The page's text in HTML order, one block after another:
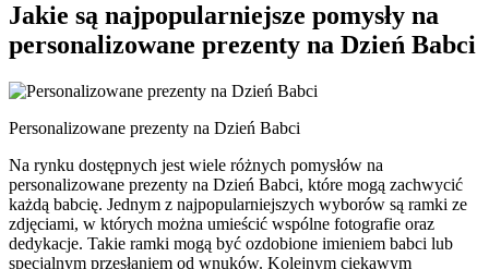
Jakie są najpopularniejsze pomysły na
personalizowane prezenty na Dzień Babci
Personalizowane prezenty na Dzień Babci
Na rynku dostępnych jest wiele różnych pomysłów na
personalizowane prezenty na Dzień Babci, które mogą zachwycić
każdą babcię. Jednym z najpopularniejszych wyborów są ramki ze
zdjęciami, w których można umieścić wspólne fotografie oraz
dedykacje. Takie ramki mogą być ozdobione imieniem babci lub
specjalnym przesłaniem od wnuków. Kolejnym ciekawym